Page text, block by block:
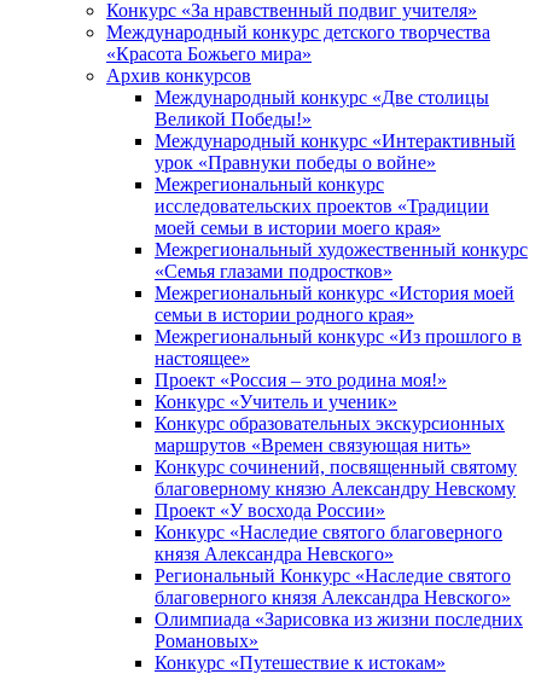
Конкурс «За нравственный подвиг учителя»
Международный конкурс детского творчества
«Красота Божьего мира»
Архив конкурсов
Международный конкурс «Две столицы
Великой Победы!»
Международный конкурс «Интерактивный
урок «Правнуки победы о войне»
Межрегиональный конкурс
исследовательских проектов «Традиции
моей семьи в истории моего края»
Межрегиональный художественный конкурс
«Семья глазами подростков»
Межрегиональный конкурс «История моей
семьи в истории родного края»
Межрегиональный конкурс «Из прошлого в
настоящее»
Проект «Россия – это родина моя!»
Конкурс «Учитель и ученик»
Конкурс образовательных экскурсионных
маршрутов «Времен связующая нить»
Конкурс сочинений, посвященный святому
благоверному князю Александру Невскому
Проект «У восхода России»
Конкурс «Наследие святого благоверного
князя Александра Невского»
Региональный Конкурс «Наследие святого
благоверного князя Александра Невского»
Олимпиада «Зарисовка из жизни последних
Романовых»
Конкурс «Путешествие к истокам»